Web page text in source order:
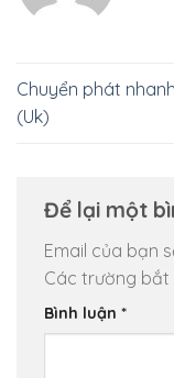
Chuyển phát
(Uk)
Để lại một
Email của bạn
Các trường
Bình luận *